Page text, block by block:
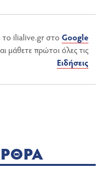
ilialive.gr στο Google
μάθετε πρώτοι όλες τις
Ειδήσεις